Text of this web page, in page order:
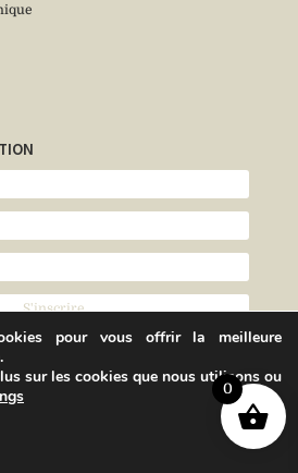
pour vous offrir la meilleure
sur les cookies que nous utilisons ou
0